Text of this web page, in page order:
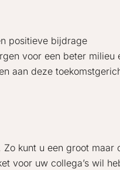
positieve bijdrage
voor een beter milieu
aan deze
kunt u een groot maar
voor uw collega’s wil